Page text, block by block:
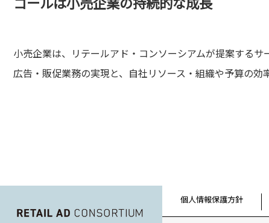
小売企業は、リテールアド・コンソーシアムが提案する
広告・販促業務の実現と、自社リソース・組織や予算の効
個人情報保護方針